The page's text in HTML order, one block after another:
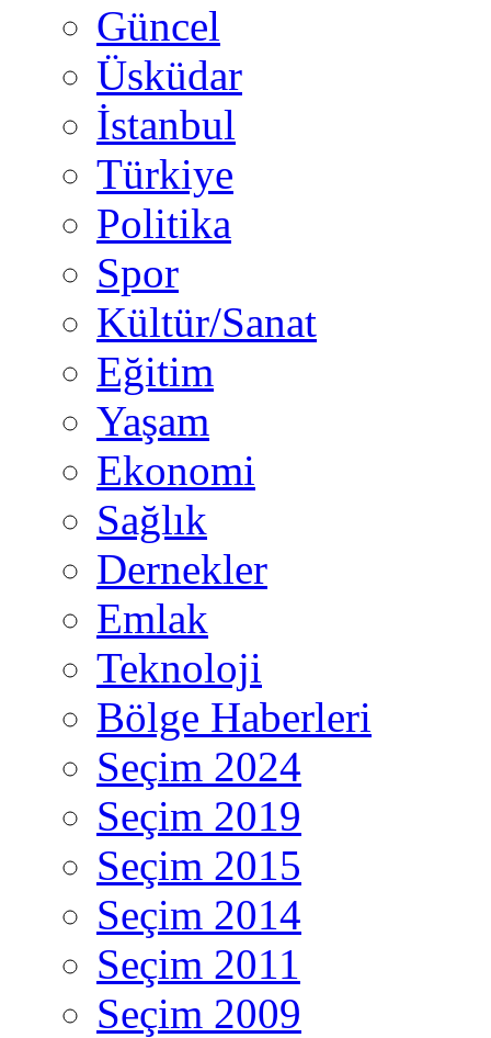
Güncel
Üsküdar
İstanbul
Türkiye
Politika
Spor
Kültür/Sanat
Eğitim
Yaşam
Ekonomi
Sağlık
Dernekler
Emlak
Teknoloji
Bölge Haberleri
Seçim 2024
Seçim 2019
Seçim 2015
Seçim 2014
Seçim 2011
Seçim 2009